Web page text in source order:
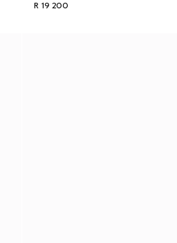
R 19 200